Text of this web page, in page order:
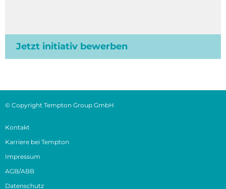
Jetzt initiativ bewerben
© Copyright Tempton Group GmbH
Kontakt
Karriere bei Tempton
Impressum
AGB/ABB
Datenschutz